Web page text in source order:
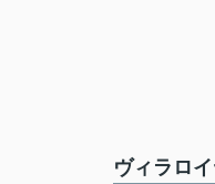
ヴィラロ